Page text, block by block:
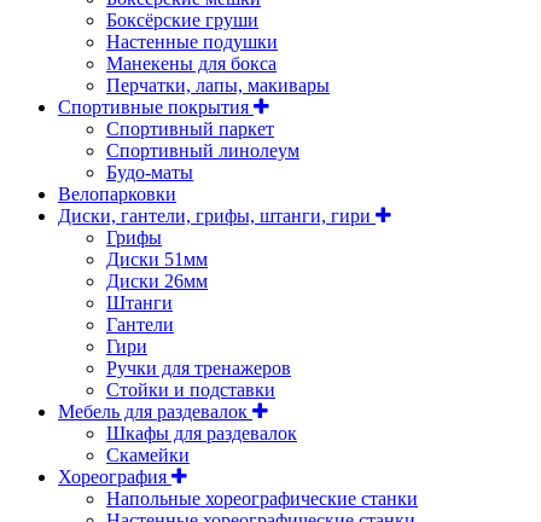
Боксёрские груши
Настенные подушки
Манекены для бокса
Перчатки, лапы, макивары
Спортивные покрытия
Спортивный паркет
Спортивный линолеум
Будо-маты
Велопарковки
Диски, гантели, грифы, штанги, гири
Грифы
Диски 51мм
Диски 26мм
Штанги
Гантели
Гири
Ручки для тренажеров
Стойки и подставки
Мебель для раздевалок
Шкафы для раздевалок
Скамейки
Хореография
Напольные хореографические станки